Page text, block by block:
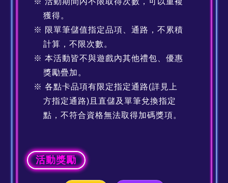
獲得。
限單筆儲值指定品項、通路，不累積
計算，不限次數。
本活動皆不與遊戲內其他禮包、優惠
獎勵疊加。
各點卡品項有限定指定通路(詳見上
方指定通路)且直儲及單筆兌換指定
點，不符合資格無法取得加碼獎項。
活動獎勵